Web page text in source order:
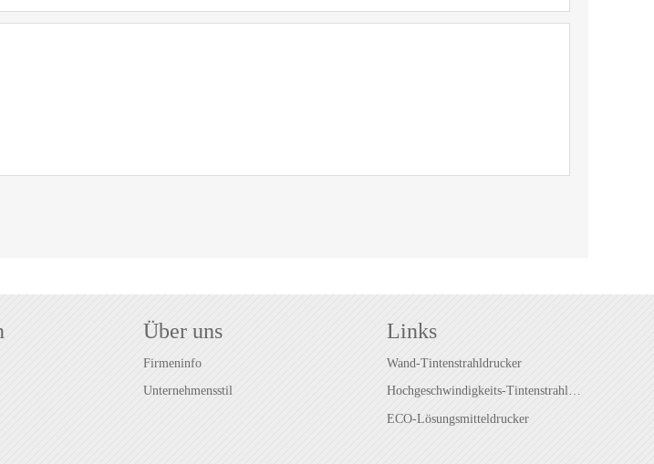
Über uns
Firmeninfo
Unternehmensstil
Links
Wand-Tintenstrahldrucker
Hochgeschwindigkeits-Tintenstrahldrucker
ECO-Lösungsmitteldrucker